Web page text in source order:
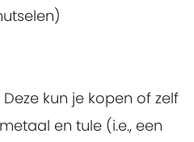
kun je kopen of zelf
en tule (i.e., een